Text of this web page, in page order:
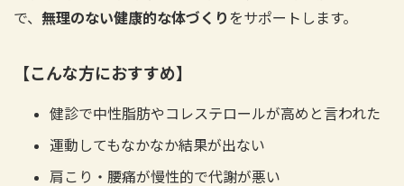
で、 無理のない健康的な体づくり をサポートします。
【こんな方におすすめ】
健診で中性脂肪やコレステロールが高めと言われた
運動してもなかなか結果が出ない
肩こり・腰痛が慢性的で代謝が悪い